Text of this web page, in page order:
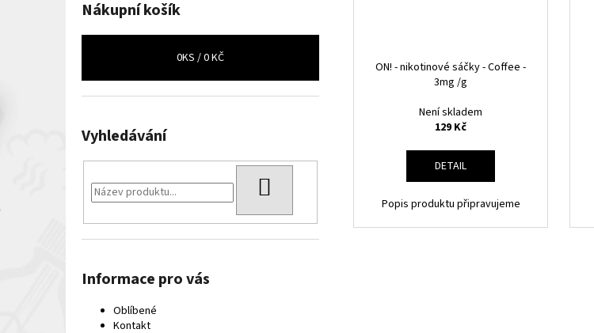
Nákupní košík
0KS /0 KČ
Vyhledávání
Informace pro vás
Oblíbené
Kontakt
ON! - nikotinové sáčky - Coffee -
3mg /g
Není skladem
129 Kč
DETAIL
Popis produktu připravujeme